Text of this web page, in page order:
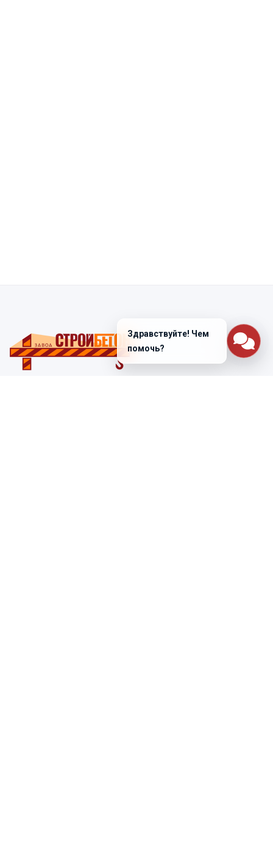
Здравствуйте! Чем
помочь?